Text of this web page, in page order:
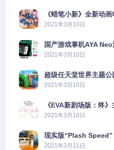
《蜡笔小新》全新动
2021年3月10日
国产游戏掌机AYA
2606%
2021年3月10日
超级任天堂世界主题
2021年3月10日
《EVA新剧场版：终
公布
2021年3月10日
现实版“Plash
PS5上演好戏
2021年3月11日